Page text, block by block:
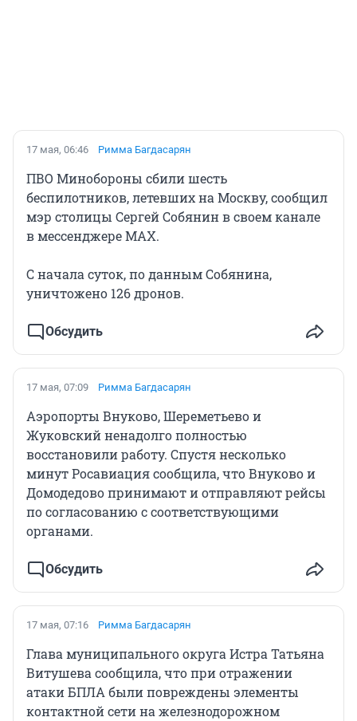
17 мая, 06:46 Римма Багдасарян
ПВО Минобороны сбили шесть
беспилотников, летевших на Москву, сообщил
мэр столицы Сергей Собянин в своем канале
в мессенджере MAX.
С начала суток, по данным Собянина,
уничтожено 126 дронов.
Обсудить
17 мая, 07:09 Римма Багдасарян
Аэропорты Внуково, Шереметьево и
Жуковский ненадолго полностью
восстановили работу. Спустя несколько
минут Росавиация сообщила, что Внуково и
Домодедово принимают и отправляют рейсы
по согласованию с соответствующими
органами.
Обсудить
17 мая, 07:16 Римма Багдасарян
Глава муниципального округа Истра Татьяна
Витушева сообщила, что при отражении
атаки БПЛА были повреждены элементы
контактной сети на железнодорожном